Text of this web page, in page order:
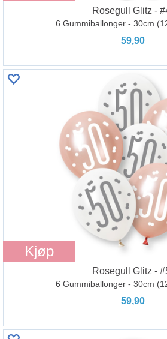
Rosegull Glitz -
6 Gummiballonger - 30cm
59,90
Kjøp
Rosegull Glitz -
6 Gummiballonger - 30cm
59,90